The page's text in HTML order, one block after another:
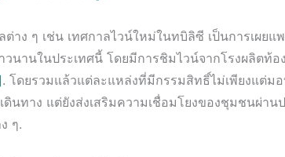
ต่าง ๆ เช่น เทศกาลไวน์ใหม่ในทบิลิซี เป็นการเผย
วนานในประเทศนี้ โดยมีการชิมไวน์จากโรงผลิตท้อ
. โดยรวมแล้วแต่ละแหล่งที่มีกรรมสิทธิ์ไม่เพียงแต่
ดินทาง แต่ยังส่งเสริมความเชื่อมโยงของชุมชนผ่า
ๆ.